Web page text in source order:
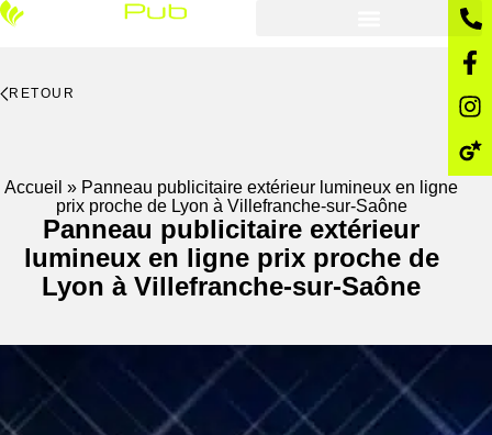
RETOUR
Accueil » Panneau publicitaire extérieur lumineux en ligne
prix proche de Lyon à Villefranche-sur-Saône
Panneau publicitaire extérieur
lumineux en ligne prix proche de
Lyon à Villefranche-sur-Saône